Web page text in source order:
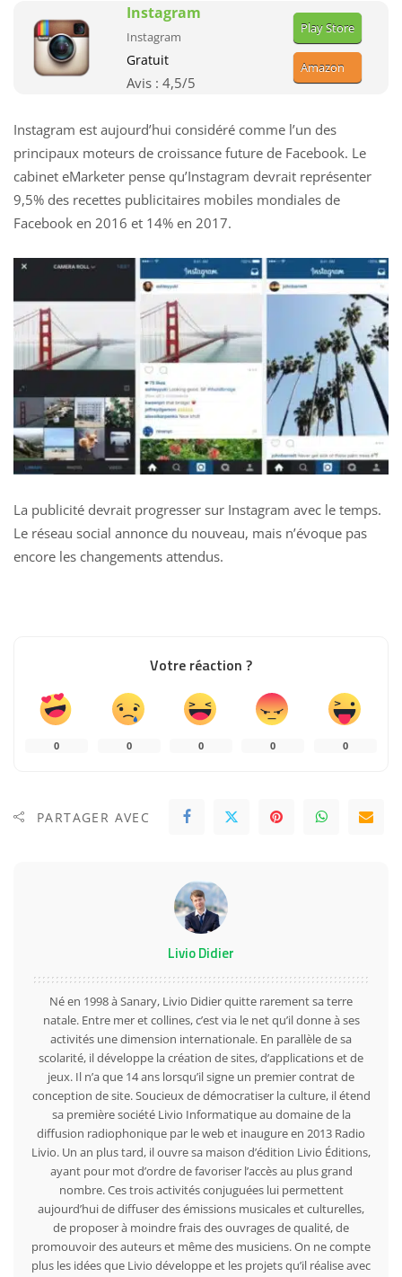
Instagram
Instagram
Gratuit
Avis : 4,5/5
Play Store
Amazon
Instagram est aujourd’hui considéré comme l’un des
principaux moteurs de croissance future de Facebook. Le
cabinet eMarketer pense qu’Instagram devrait représenter
9,5% des recettes publicitaires mobiles mondiales de
Facebook en 2016 et 14% en 2017.
La publicité devrait progresser sur Instagram avec le temps.
Le réseau social annonce du nouveau, mais n’évoque pas
encore les changements attendus.
Votre réaction ?
0 0 0 0 0
PARTAGER AVEC
Livio Didier
Né en 1998 à Sanary, Livio Didier quitte rarement sa terre
natale. Entre mer et collines, c’est via le net qu’il donne à ses
activités une dimension internationale. En parallèle de sa
scolarité, il développe la création de sites, d’applications et de
jeux. Il n’a que 14 ans lorsqu’il signe un premier contrat de
conception de site. Soucieux de démocratiser la culture, il étend
sa première société Livio Informatique au domaine de la
diffusion radiophonique par le web et inaugure en 2013 Radio
Livio. Un an plus tard, il ouvre sa maison d’édition Livio Éditions,
ayant pour mot d’ordre de favoriser l’accès au plus grand
nombre. Ces trois activités conjuguées lui permettent
aujourd’hui de diffuser des émissions musicales et culturelles,
de proposer à moindre frais des ouvrages de qualité, de
promouvoir des auteurs et même des musiciens. On ne compte
plus les idées que Livio développe et les projets qu’il réalise avec